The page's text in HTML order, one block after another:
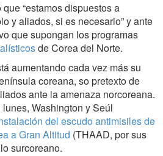
“estamos dispuestos a
y aliados, si es necesario” y ante
que supongan los programas
de Corea del Norte.
aumentando cada vez más su
coreana, so pretexto de
ante la amenaza norcoreana.
Washington y Seúl
del escudo antimisiles de
a Gran Altitud (THAAD, por sus
surcoreano.